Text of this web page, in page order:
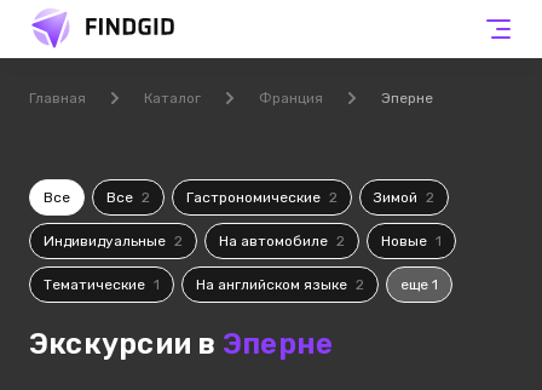
Главная Каталог Франция Эперне
Все Все 2 Гастрономические 2 Зимой 2
Индивидуальные 2 На автомобиле 2 Новые 1
Тематические 1 На английском языке 2 еще 1
Экскурсии в Эперне